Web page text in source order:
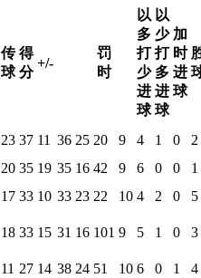
传
球
得
分
+/-
罚
时
以
多
打
少
进
球
以
少
打
多
进
球
加
时
进
球
23 37 11 36 25 20 9 4 1 0
2
20 35 19 35 16 42 9 6 0 0
1
17 33 10 33 23 22 10 4 2 0
5
18 33 15 31 16 101 9 5 1 0
3
11 27 14 38 24 51 10 6 0 1
4